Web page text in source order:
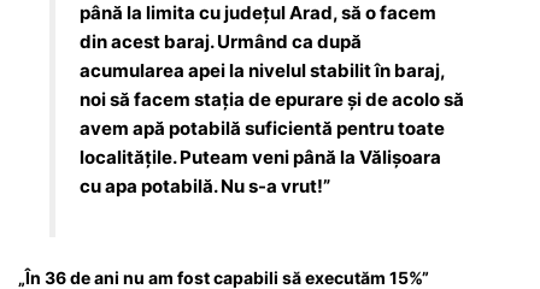
până la limita cu județul Arad, să o facem
din acest baraj. Urmând ca după
acumularea apei la nivelul stabilit în baraj,
noi să facem stația de epurare și de acolo să
avem apă potabilă suficientă pentru toate
localitățile. Puteam veni până la Vălișoara
cu apa potabilă. Nu s-a vrut!”
„În 36 de ani nu am fost capabili să executăm 15%”